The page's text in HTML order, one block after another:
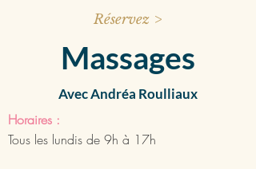
Réservez >
Massages
Avec Andréa Roulliaux
Horaires :
Tous les lundis de 9h à 17h